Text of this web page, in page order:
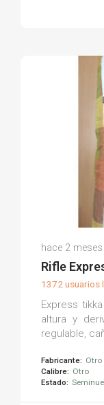
hace 2 meses
Rifle
1372 usuarios
Express
altura y
regulable,
Fabricante: Otro
Calibre: Otro
Estado: